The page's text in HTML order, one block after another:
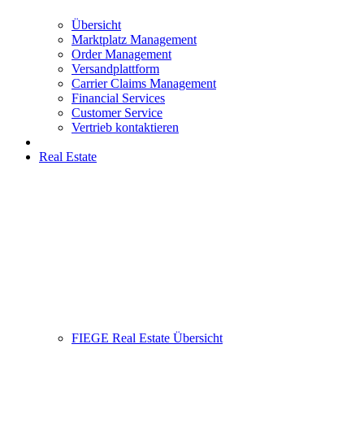
Übersicht
Marktplatz Management
Order Management
Versandplattform
Carrier Claims Management
Financial Services
Customer Service
Vertrieb kontaktieren
Real Estate
FIEGE Real Estate Übersicht